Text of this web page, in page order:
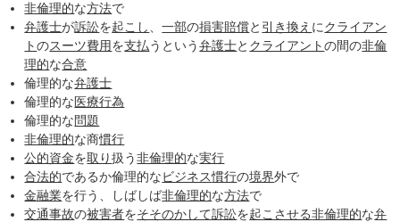
非倫理的な方法で
弁護士が訴訟を起こし 、一部の損害賠償と 引き換え にクライアン
トのスーツ費用を支払うという弁護士と クライアントの間の非倫
理的な合意
倫理的な弁護士
倫理的な医療行為
倫理的な問題
非倫理的な商慣行
公的資金を取り扱う非倫理的な実行
合法的であるか倫理的なビジネス慣行の境界外で
金融業を行う、しばしば非倫理的な方法で
交通事故の被害者をそそのかして訴訟を起こさせる非倫理的な弁